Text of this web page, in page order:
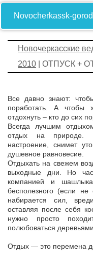
Novocherkassk-
Новочеркасские
2010 | ОТПУСК +
Все давно знают:
поработать. А чтобы
отдохнуть – кто до сих
Всегда лучшим
отдых на природе.
настроение, снимет
душевное равновесие.
Отдыхать на свежем
выходные дни. Но
компанией и
бесполезного (если не
набирается сил,
оставляя после себя
нужно просто
полюбоваться
Отдых — это перемена